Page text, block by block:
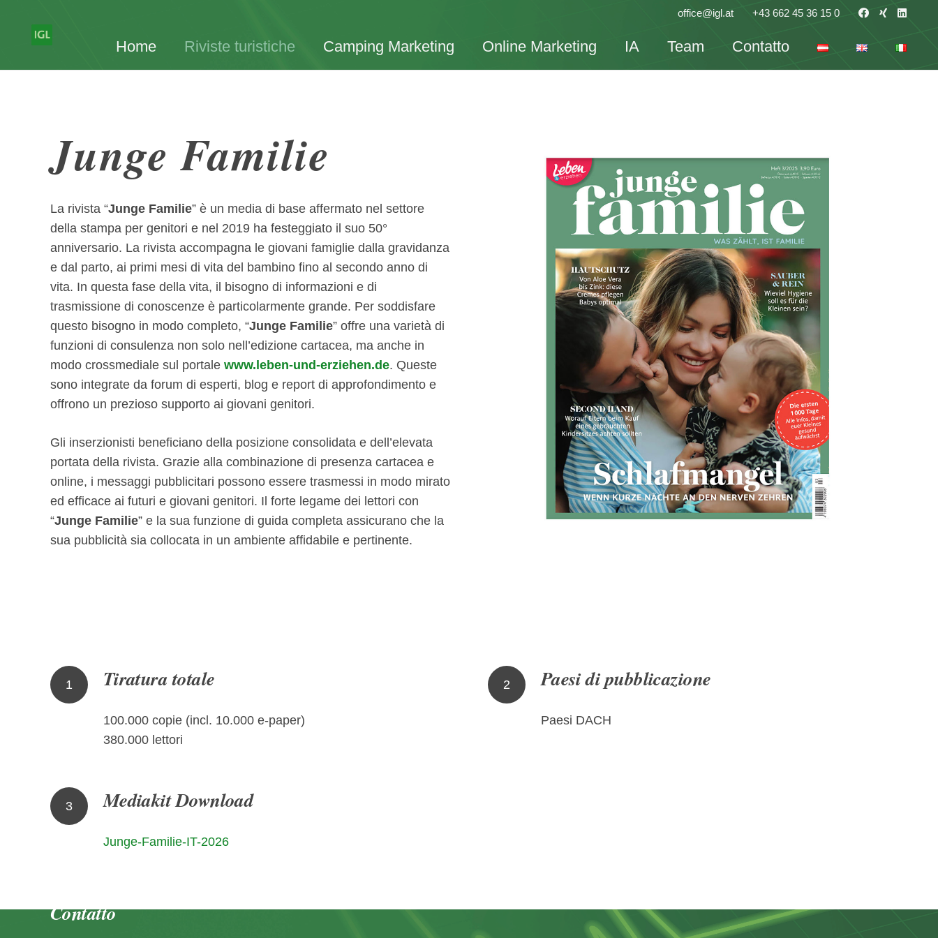
office@igl.at +43 662 45 36 15 0
Home Riviste turistiche Camping Marketing Online Marketing IA Team Contatto
Junge Familie
La rivista “Junge Familie” è un media di base affermato nel settore
della stampa per genitori e nel 2019 ha festeggiato il suo 50°
anniversario. La rivista accompagna le giovani famiglie dalla gravidanza
e dal parto, ai primi mesi di vita del bambino fino al secondo anno di
vita. In questa fase della vita, il bisogno di informazioni e di
trasmissione di conoscenze è particolarmente grande. Per soddisfare
questo bisogno in modo completo, “Junge Familie” offre una varietà di
funzioni di consulenza non solo nell’edizione cartacea, ma anche in
modo crossmediale sul portale www.leben-und-erziehen.de. Queste
sono integrate da forum di esperti, blog e report di approfondimento e
offrono un prezioso supporto ai giovani genitori.
Gli inserzionisti beneficiano della posizione consolidata e dell’elevata
portata della rivista. Grazie alla combinazione di presenza cartacea e
online, i messaggi pubblicitari possono essere trasmessi in modo mirato
ed efficace ai futuri e giovani genitori. Il forte legame dei lettori con
“Junge Familie” e la sua funzione di guida completa assicurano che la
sua pubblicità sia collocata in un ambiente affidabile e pertinente.
1 Tiratura totale
100.000 copie (incl. 10.000 e-paper)
380.000 lettori
2 Paesi di pubblicazione
Paesi DACH
3 Mediakit Download
Junge-Familie-IT-2026
Contatto